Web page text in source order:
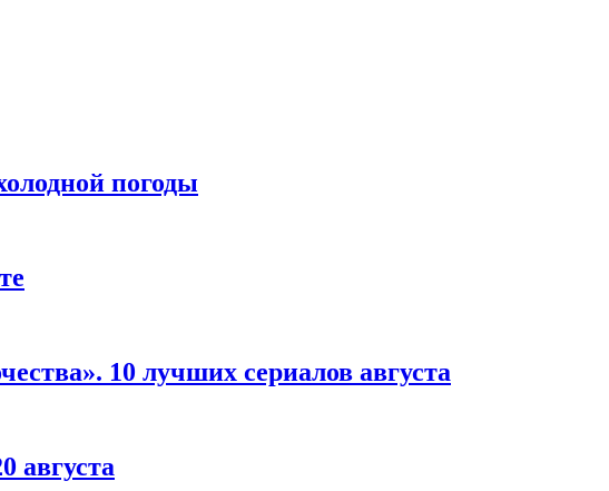
погоды
10 лучших сериалов августа
августа